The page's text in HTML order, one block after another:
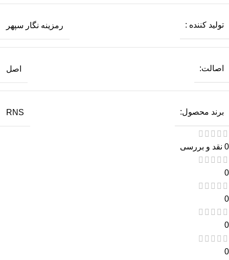
تولید کننده : رمزینه نگار سپهر
اصالت: اصل
برند محصول: RNS
0 نقد و بررسی
0
0
0
0